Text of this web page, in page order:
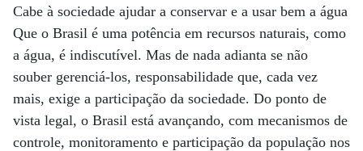
Cabe à sociedade ajudar a conservar e a usar bem a água
Que o Brasil é uma potência em recursos naturais, como
a água, é indiscutível. Mas de nada adianta se não
souber gerenciá-los, responsabilidade que, cada vez
mais, exige a participação da sociedade. Do ponto de
vista legal, o Brasil está avançando, com mecanismos de
controle, monitoramento e participação da população nos